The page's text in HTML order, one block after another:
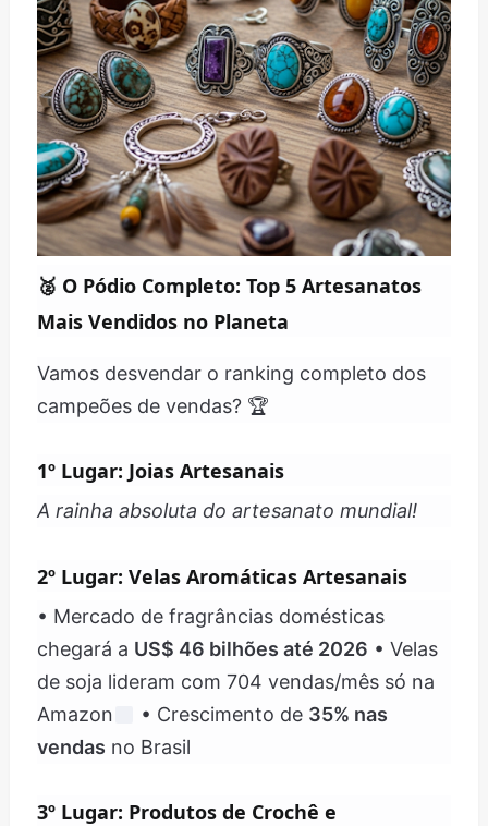
🥈 O Pódio Completo: Top 5 Artesanatos
Mais Vendidos no Planeta
Vamos desvendar o ranking completo dos
campeões de vendas? 🏆
1º Lugar: Joias Artesanais
A rainha absoluta do artesanato mundial!
2º Lugar: Velas Aromáticas Artesanais
• Mercado de fragrâncias domésticas
chegará a US$ 46 bilhões até 2026 • Velas
de soja lideram com 704 vendas/mês só na
Amazon
• Crescimento de 35% nas
vendas no Brasil
3º Lugar: Produtos de Crochê e